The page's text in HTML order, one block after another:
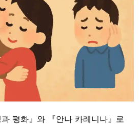
평화』와 『안나 카레니나』로